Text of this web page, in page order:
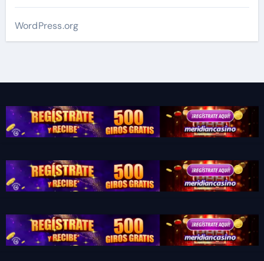
WordPress.org